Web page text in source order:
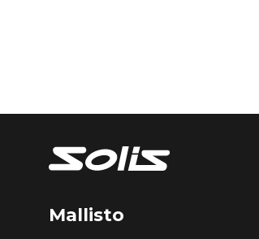
Mallisto